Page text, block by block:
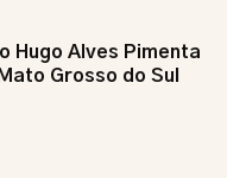
Hugo Alves Pimenta
Grosso do Sul